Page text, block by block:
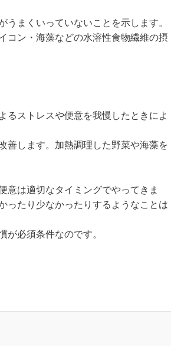
まくいっていないことを示します。
コン・海藻などの水溶性食物繊維の摂
るストレスや便意を我慢したときによ
善します。加熱調理した野菜や海藻を
意は適切なタイミングでやってきま
ったり少なかったりするようなことは
が必須条件なのです。